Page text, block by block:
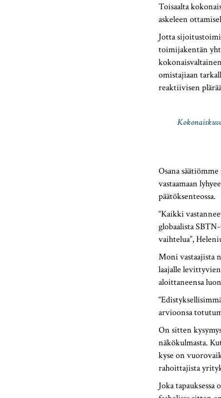
Toisaalta
askeleen
Jotta
toimijakentän
omistajiaan
reaktiivisen
Osana
vastaamaan
päätöksenteossa.
“Kaikki
globaalista
vaihtelua”,
Moni vastaajista
laajalle
aloittaneensa
arvioonsa
On sitten
näkökulmasta.
kyse on
rahoittajista
Joka